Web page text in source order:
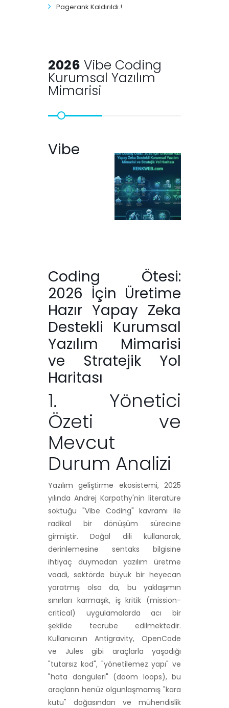
Pagerank Kaldırıldı.!
2026 Vibe Coding
Kurumsal Yazılım
Mimarisi
Vibe
Coding Ötesi:
2026 İçin Üretime
Hazır Yapay Zeka
Destekli Kurumsal
Yazılım Mimarisi
ve Stratejik Yol
Haritası
1. Yönetici
Özeti ve
Mevcut
Durum Analizi
Yazılım geliştirme ekosistemi, 2025
yılında Andrej Karpathy'nin literatüre
soktuğu "Vibe Coding" kavramı ile
radikal bir dönüşüm sürecine
girmiştir. Doğal dili kullanarak,
derinlemesine sentaks bilgisine
ihtiyaç duymadan yazılım üretme
vaadi, sektörde büyük bir heyecan
yaratmış olsa da, bu yaklaşımın
sınırları karmaşık, iş kritik (mission-
critical) uygulamalarda acı bir
şekilde tecrübe edilmektedir.
Kullanıcının Antigravity, OpenCode
ve Jules gibi araçlarla yaşadığı
"tutarsız kod", "yönetilemez yapı" ve
"hata döngüleri" (doom loops), bu
araçların henüz olgunlaşmamış "kara
kutu" doğasından ve mühendislik